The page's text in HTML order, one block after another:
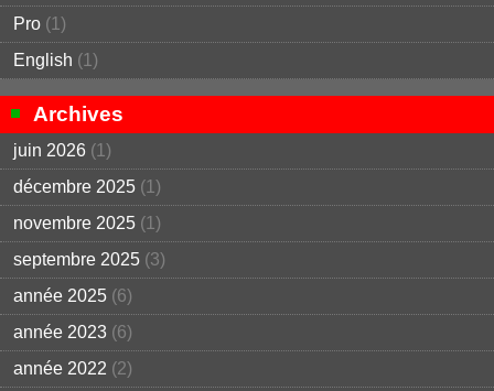
Pro (1)
English (1)
Archives
juin 2026 (1)
décembre 2025 (1)
novembre 2025 (1)
septembre 2025 (3)
année 2025 (6)
année 2023 (6)
année 2022 (2)